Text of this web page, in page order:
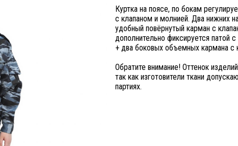
Куртка на поясе, по бокам
с клапаном и молнией. Два нижних
удобный повёрнутый карман с
дополнительно фиксируется патой
+ два боковых объемных кармана с
Обратите внимание! Оттенок
так как изготовители ткани
партиях.